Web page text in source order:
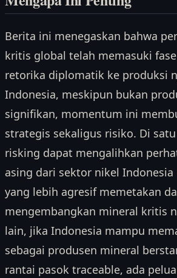
Berita ini menegaskan bahwa
kritis global telah memasuki
retorika diplomatik ke produksi
Indonesia, meskipun bukan
signifikan, momentum ini
strategis sekaligus risiko. Di
risking dapat mengalihkan
asing dari sektor nikel Indonesia
yang lebih agresif memetakan
mengembangkan mineral kritis
lain, jika Indonesia mampu
sebagai produsen mineral
rantai pasok traceable, ada